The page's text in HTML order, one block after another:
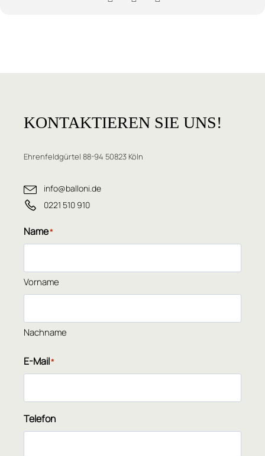
KONTAKTIEREN SIE UNS!
Ehrenfeldgürtel 88-94 50823 Köln
info@balloni.de
0221 510 910
Name*
Vorname
Nachname
E-Mail*
Telefon